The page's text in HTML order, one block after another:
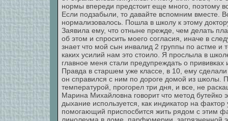
нормы впереди предстоит еще много, поэтому
Если подзабыли, то давайте вспомним вместе.
нормализовалось. Пошла в школу к этому
Заявила ему, что отныне прежде, чем делать
об этом и спросить моего согласия, иначе в
знает что мой сын инвалид 2 группы по астме и
каких усилий нам это стоило. Я прослыла в
главное меня стали предупреждать о
Правда в старшем уже классе, в 10, ему сделали
он справился с ним по дороге домой из школы.
температурой, прогорел три дня, и все, не
Марина Михайловна говорит что метод бутейко
дыхание используется, как индикатор на
помогающий приспосбится жить рядом с этим